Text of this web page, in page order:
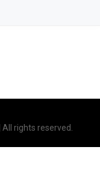
| All rights reserved.